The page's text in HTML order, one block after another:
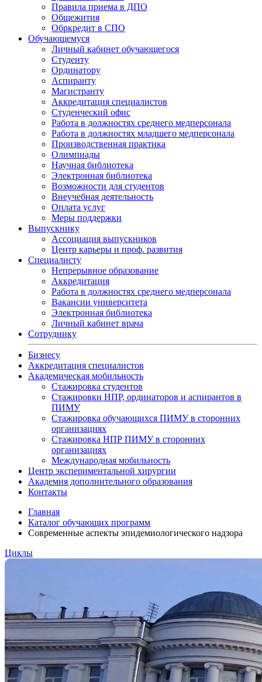
Правила приема в ДПО
Общежития
Обркредит в СПО
Обучающемуся
Личный кабинет обучающегося
Студенту
Ординатору
Аспиранту
Магистранту
Аккредитация специалистов
Студенческий офис
Работа в должностях среднего медперсонала
Работа в должностях младшего медперсонала
Производственная практика
Олимпиады
Научная библиотека
Электронная библиотека
Возможности для студентов
Внеучебная деятельность
Оплата услуг
Меры поддержки
Выпускнику
Ассоциация выпускников
Центр карьеры и проф. развития
Специалисту
Непрерывное образование
Аккредитация
Работа в должностях среднего медперсонала
Вакансии университета
Электронная библиотека
Личный кабинет врача
Сотруднику
Бизнесу
Аккредитация специалистов
Академическая мобильность
Стажировка студентов
Стажировки НПР, ординаторов и аспирантов в
ПИМУ
Стажировка обучающихся ПИМУ в сторонних
организациях
Стажировка НПР ПИМУ в сторонних
организациях
Международная мобильность
Центр экспериментальной хирургии
Академия дополнительного образования
Контакты
Главная
Каталог обучающих программ
Современные аспекты эпидемиологического надзора
Циклы